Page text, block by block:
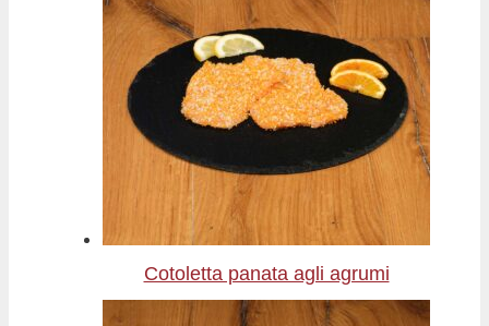
Cotoletta panata agli agrumi